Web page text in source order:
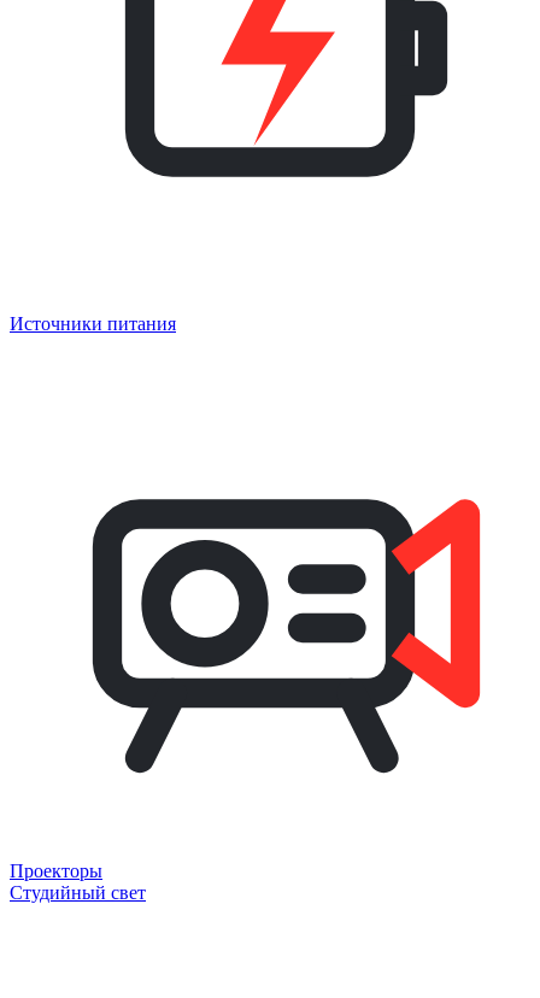
Источники питания
Проекторы
Студийный свет